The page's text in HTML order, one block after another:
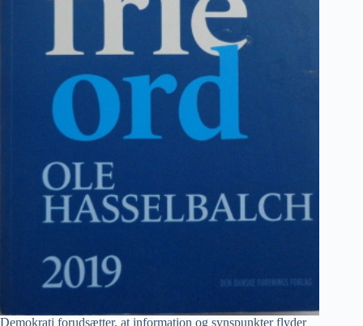
Demokrati forudsætter, at information og synspunkter flyder